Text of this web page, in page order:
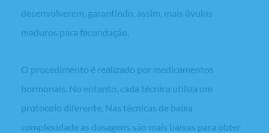
desenvolverem, garantindo, assim, mais óvulos
maduros para fecundação.
O procedimento é realizado por medicamentos
hormonais. No entanto, cada técnica utiliza um
protocolo diferente. Nas técnicas de baixa
complexidade as dosagens são mais baixas para obter